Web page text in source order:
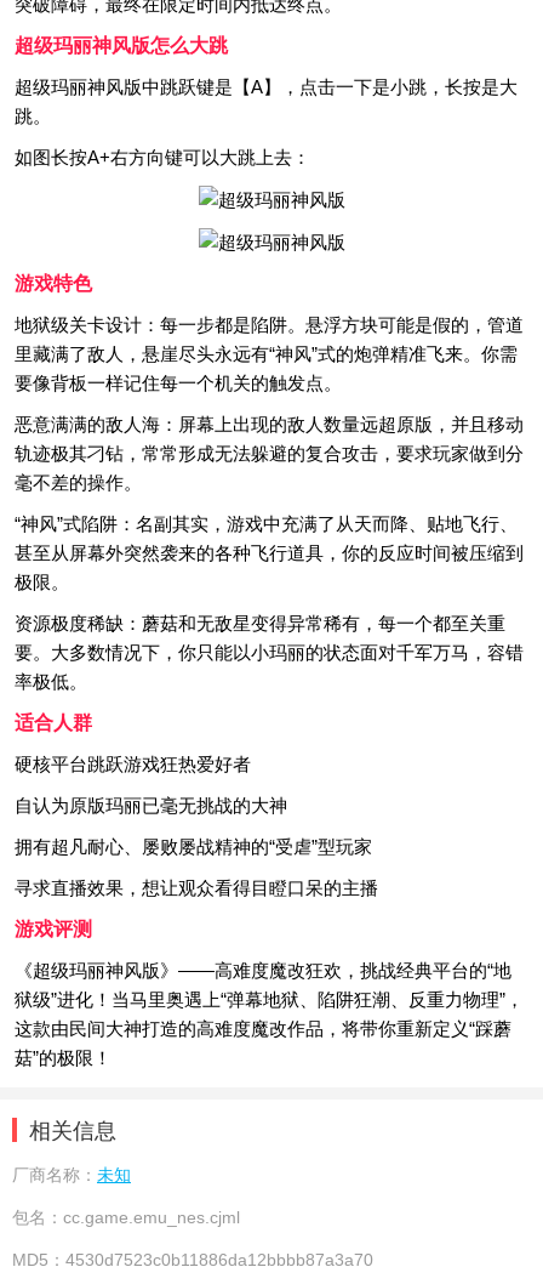
突破障碍，最终在限定时间内抵达终点。
超级玛丽神风版怎么大跳
超级玛丽神风版中跳跃键是【A】，点击一下是小跳，长按是大
跳。
如图长按A+右方向键可以大跳上去：
游戏特色
地狱级关卡设计：每一步都是陷阱。悬浮方块可能是假的，管道
里藏满了敌人，悬崖尽头永远有“神风”式的炮弹精准飞来。你需
要像背板一样记住每一个机关的触发点。
恶意满满的敌人海：屏幕上出现的敌人数量远超原版，并且移动
轨迹极其刁钻，常常形成无法躲避的复合攻击，要求玩家做到分
毫不差的操作。
“神风”式陷阱：名副其实，游戏中充满了从天而降、贴地飞行、
甚至从屏幕外突然袭来的各种飞行道具，你的反应时间被压缩到
极限。
资源极度稀缺：蘑菇和无敌星变得异常稀有，每一个都至关重
要。大多数情况下，你只能以小玛丽的状态面对千军万马，容错
率极低。
适合人群
硬核平台跳跃游戏狂热爱好者
自认为原版玛丽已毫无挑战的大神
拥有超凡耐心、屡败屡战精神的“受虐”型玩家
寻求直播效果，想让观众看得目瞪口呆的主播
游戏评测
《超级玛丽神风版》——高难度魔改狂欢，挑战经典平台的“地
狱级”进化！当马里奥遇上“弹幕地狱、陷阱狂潮、反重力物理”，
这款由民间大神打造的高难度魔改作品，将带你重新定义“踩蘑
菇”的极限！
相关信息
厂商名称： 未知
包名： cc.game.emu_nes.cjml
MD5： 4530d7523c0b11886da12bbbb87a3a70